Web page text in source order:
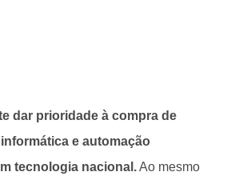
dar prioridade à compra de
e automação
tecnologia nacional.Ao mesmo